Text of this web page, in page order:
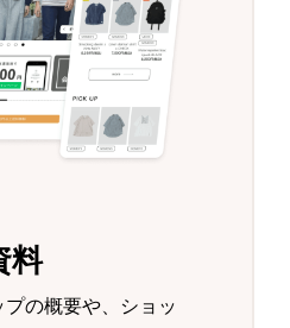
料
の概要や、ショッ